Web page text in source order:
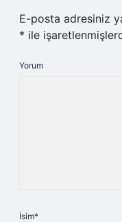
E-posta adresiniz
* ile
Yorum
İsim*